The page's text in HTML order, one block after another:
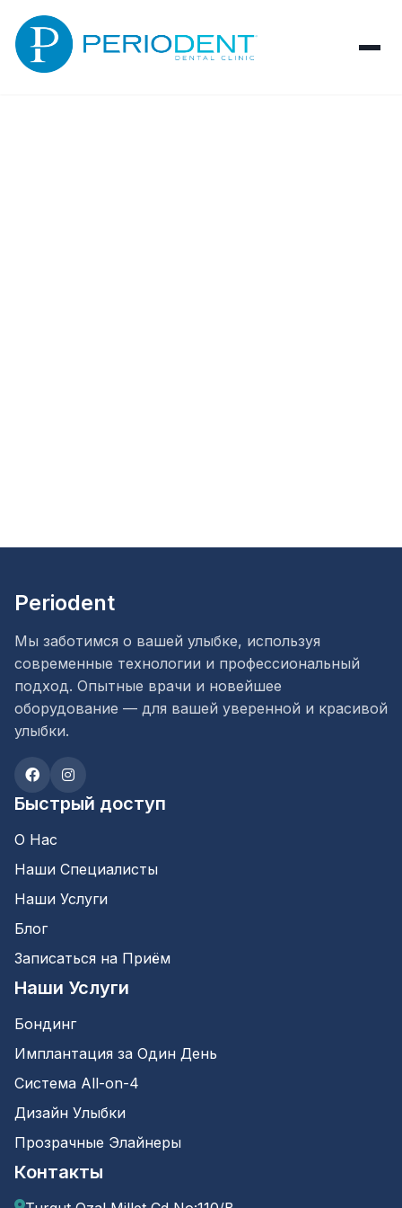
Periodent
Мы заботимся о вашей улыбке, используя
современные технологии и профессиональный
подход. Опытные врачи и новейшее
оборудование — для вашей уверенной и красивой
улыбки.
Быстрый доступ
О Нас
Наши Специалисты
Наши Услуги
Блог
Записаться на Приём
Наши Услуги
Бондинг
Имплантация за Один День
Система All-on-4
Дизайн Улыбки
Прозрачные Элайнеры
Контакты